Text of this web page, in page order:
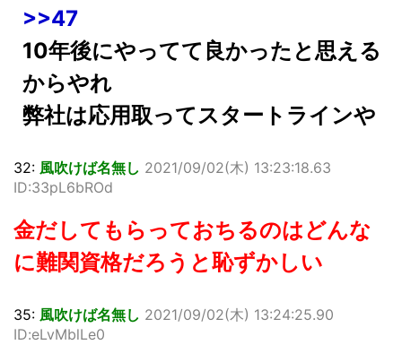
>>47
10年後にやってて良かったと思える
からやれ
弊社は応用取ってスタートラインや
32: 風吹けば名無し 2021/09/02(木) 13:23:18.63
ID:33pL6bROd
金だしてもらっておちるのはどんな
に難関資格だろうと恥ずかしい
35: 風吹けば名無し 2021/09/02(木) 13:24:25.90
ID:eLvMblLe0